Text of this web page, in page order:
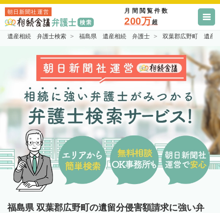
朝日新聞社運営 月間閲覧件数
200万超
遺産相続 弁護士検索 福島県 遺産相続 弁護士 双葉郡広野町 遺産
福島県 双葉郡広野町の遺留分侵害額請求に強い弁